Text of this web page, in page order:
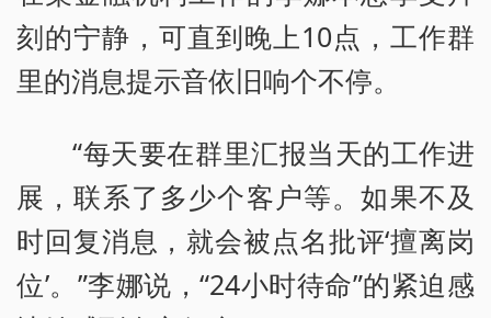
刻的宁静，可直到晚上10点，工作群
里的消息提示音依旧响个不停。
“每天要在群里汇报当天的工作进
展，联系了多少个客户等。如果不及
时回复消息，就会被点名批评‘擅离岗
位’。”李娜说，“24小时待命”的紧迫感